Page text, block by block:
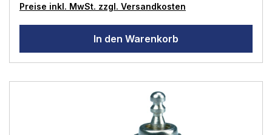
Preise inkl. MwSt. zzgl. Versandkosten
In den Warenkorb